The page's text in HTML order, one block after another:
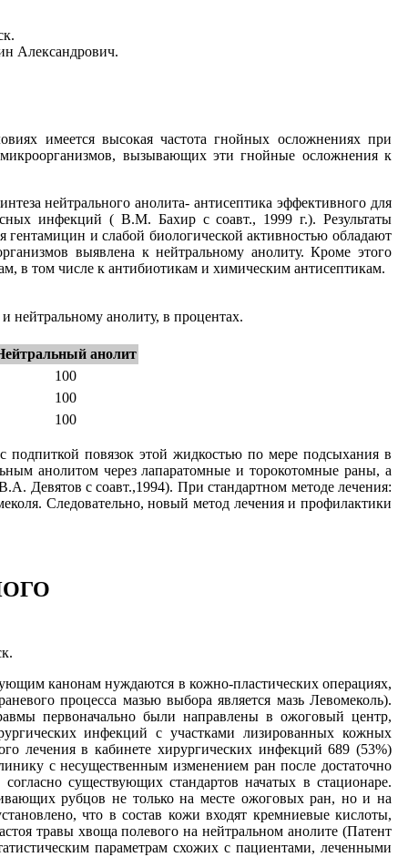
Александрович.
имеется высокая частота гнойных осложнениях при
микроорганизмов, вызывающих эти гнойные осложнения к
нейтрального анолита- антисептика эффективного для
инфекций ( В.М. Бахир с соавт., 1999 г.). Результаты
гентамицин и слабой биологической активностью обладают
выявлена к нейтральному анолиту. Кроме этого
в том числе к антибиотикам и химическим антисептикам.
нейтральному анолиту, в процентах.
анолит
100
100
100
повязок этой жидкостью по мере подсыхания в
анолитом через лапаратомные и торокотомные раны, а
Девятов с соавт.,1994). При стандартном методе лечения:
Следовательно, новый метод лечения и профилактики
канонам нуждаются в кожно-пластических операциях,
процесса мазью выбора является мазь Левомеколь).
первоначально были направлены в ожоговый центр,
инфекций с участками лизированных кожных
лечения в кабинете хирургических инфекций 689 (53%)
с несущественным изменением ран после достаточно
существующих стандартов начатых в стационаре.
рубцов не только на месте ожоговых ран, но и на
что в состав кожи входят кремниевые кислоты,
травы хвоща полевого на нейтральном анолите (Патент
параметрам схожих с пациентами, леченными